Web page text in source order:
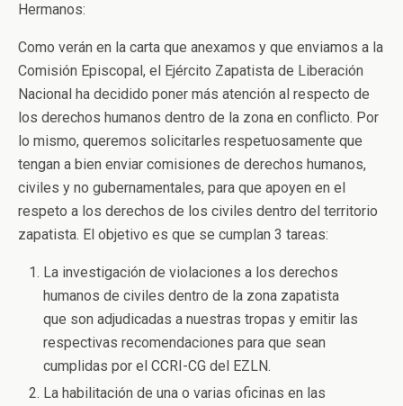
Hermanos:
Como verán en la carta que anexamos y que enviamos a la
Comisión Episcopal, el Ejército Zapatista de Liberación
Nacional ha decidido poner más atención al respecto de
los derechos humanos dentro de la zona en conflicto. Por
lo mismo, queremos solicitarles respetuosamente que
tengan a bien enviar comisiones de derechos humanos,
civiles y no gubernamentales, para que apoyen en el
respeto a los derechos de los civiles dentro del territorio
zapatista. El objetivo es que se cumplan 3 tareas:
La investigación de violaciones a los derechos
humanos de civiles dentro de la zona zapatista
que son adjudicadas a nuestras tropas y emitir las
respectivas recomendaciones para que sean
cumplidas por el CCRI-CG del EZLN.
La habilitación de una o varias oficinas en las